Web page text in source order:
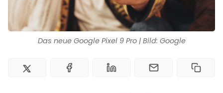
Das neue Google Pixel 9 Pro | Bild: Google